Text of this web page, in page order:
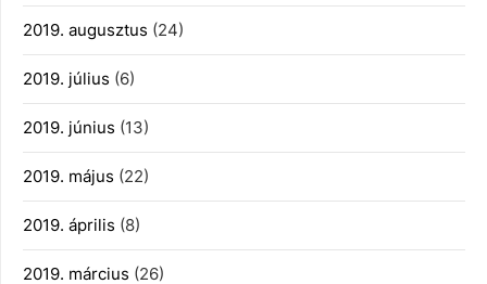
2019. augusztus (24)
2019. július (6)
2019. június (13)
2019. május (22)
2019. április (8)
2019. március (26)